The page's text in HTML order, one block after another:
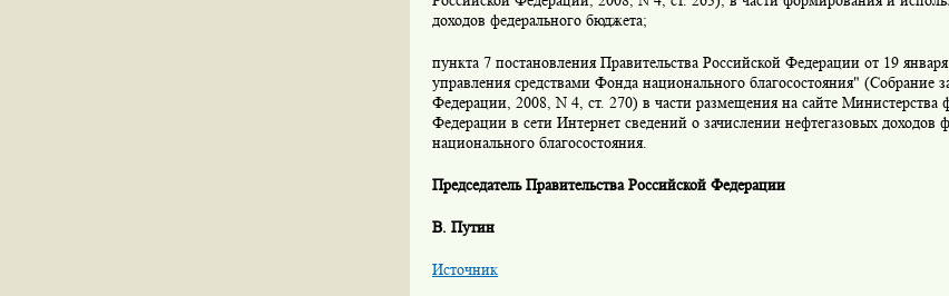
доходов федерального бюджета;
пункта 7 постановления Правительства Российской Федерации от 19
управления средствами Фонда национального благосостояния" (Собрание
Федерации, 2008, N 4, ст. 270) в части размещения на сайте Министерства
Федерации в сети Интернет сведений о зачислении нефтегазовых доходов
национального благосостояния.
Председатель Правительства Российской Федерации
В. Путин
Источник